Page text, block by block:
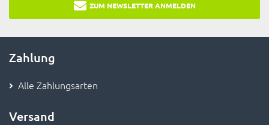
ZUM NEWSLETTER ANMELDEN
Zahlung
Alle Zahlungsarten
Versand